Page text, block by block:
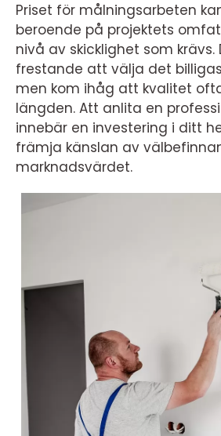
Priset för målningsarbeten
beroende på projektets
nivå av skicklighet som krävs.
frestande att välja det
men kom ihåg att kvalitet
längden. Att anlita en
innebär en investering i ditt
främja känslan av
marknadsvärdet.